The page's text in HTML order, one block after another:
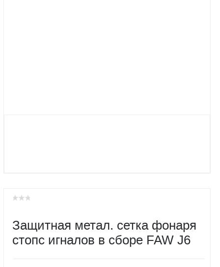
Защитная метал. сетка фонаря
стопс игналов в сборе FAW J6